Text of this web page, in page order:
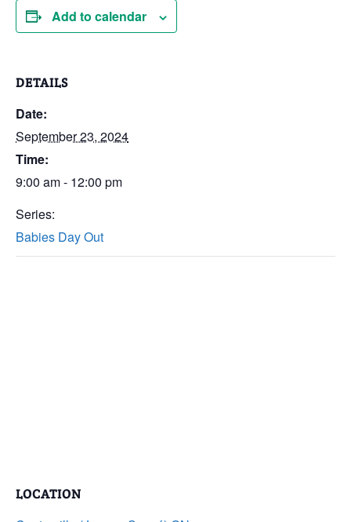
Add to calendar
DETAILS
Date:
September 23, 2024
Time:
9:00 am - 12:00 pm
Series:
Babies Day Out
LOCATION